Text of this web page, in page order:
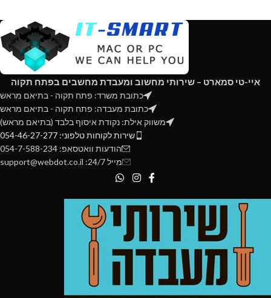
איי-טי סמארט – שירותי מחשוב ומעבדת מחשבים בפתח תקוה
כתובת משרד: פתח תקוה - בתיאם מראש
כתובת מעבדה: פתח תקוה - בתיאם מראש
משווק אילת: נקודת איסוף בלבד (בתיאם מראש)
שירות לקוחות טלפוני: 054-46-27-277
הודעות וואטסאפ: 054-7-588-234
מייל 24/7: support@webdot.co.il